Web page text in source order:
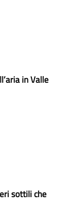
in Valle
sottili che